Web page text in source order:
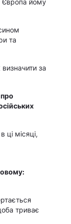
Європа йому
та
за
ці місяці,
триває